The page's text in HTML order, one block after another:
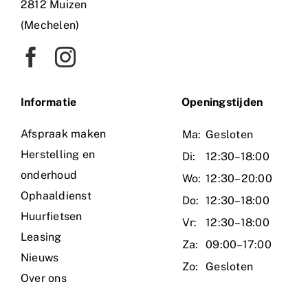
2812 Muizen
(Mechelen)
Informatie
Afspraak maken
Herstelling en
onderhoud
Ophaaldienst
Huurfietsen
Leasing
Nieuws
Over ons
Openingstijden
Ma: Gesloten
Di:
12:30–18:00
Wo: 12:30–20:00
Do: 12:30–18:00
Vr:
12:30–18:00
Za:
09:00–17:00
Zo:
Gesloten